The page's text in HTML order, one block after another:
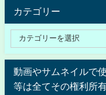
カテゴリー
動画やサムネイルで
等は全てその権利所